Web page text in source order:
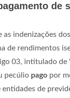
de
as indenizações dos
de rendimentos
03, intitulado de
pecúlio pago por
de